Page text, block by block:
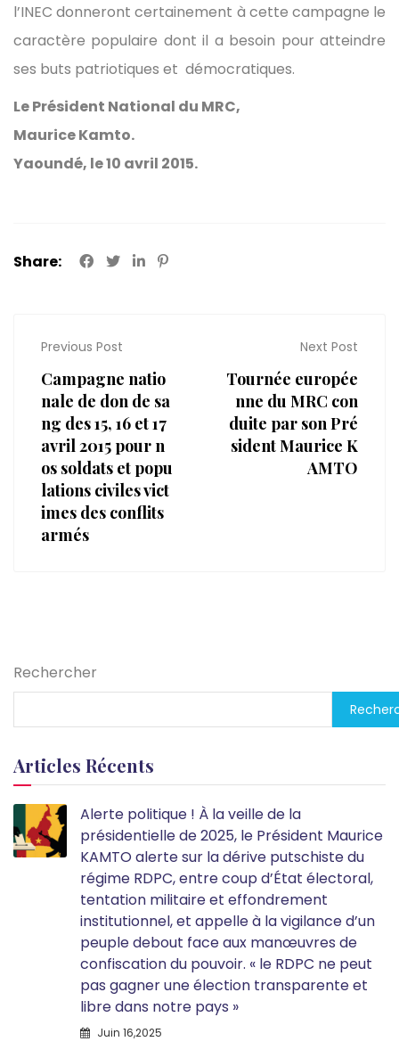
l’INEC donneront certainement à cette campagne le
caractère populaire dont il a besoin pour atteindre
ses buts patriotiques et démocratiques.
Le Président National du MRC,
Maurice Kamto.
Yaoundé, le 10 avril 2015.
Share:
Previous Post
Campagne natio
nale de don de sa
ng des 15, 16 et 17
avril 2015 pour n
os soldats et popu
lations civiles vict
imes des conflits
armés
Next Post
Tournée europée
nne du MRC con
duite par son Pré
sident Maurice K
AMTO
Rechercher
Articles Récents
Alerte politique ! À la veille de la
présidentielle de 2025, le Président Maurice
KAMTO alerte sur la dérive putschiste du
régime RDPC, entre coup d’État électoral,
tentation militaire et effondrement
institutionnel, et appelle à la vigilance d’un
peuple debout face aux manœuvres de
confiscation du pouvoir. « le RDPC ne peut
pas gagner une élection transparente et
libre dans notre pays »
Juin 16,2025